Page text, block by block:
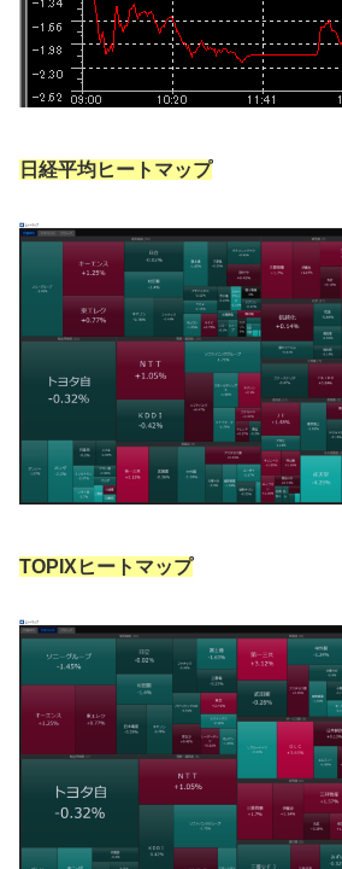
日経平均ヒートマップ
TOPIXヒートマップ